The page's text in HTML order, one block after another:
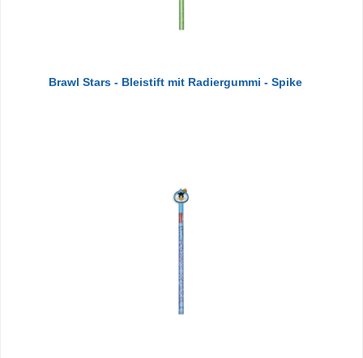
Brawl Stars - Bleistift mit Radiergummi - Spike